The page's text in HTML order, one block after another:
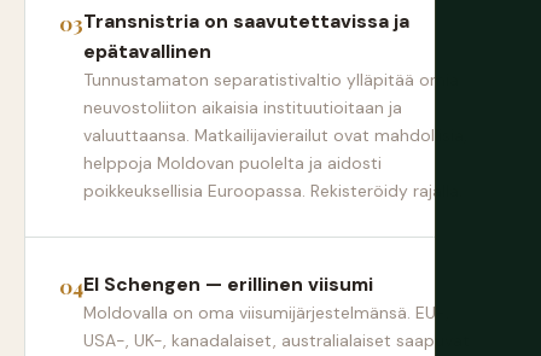
Transnistria on saavutettavissa ja
epätavallinen
Tunnustamaton separatistivaltio ylläpitää omia
neuvostoliiton aikaisia instituutioitaan ja
valuuttaansa. Matkailijavierailut ovat mahdollisia,
helppoja Moldovan puolelta ja aidosti
poikkeuksellisia Euroopassa. Rekisteröidy rajalla.
EI Schengen — erillinen viisumi
Moldovalla on oma viisumijärjestelmänsä. EU-,
USA-, UK-, kanadalaiset, australialaiset saapuvat